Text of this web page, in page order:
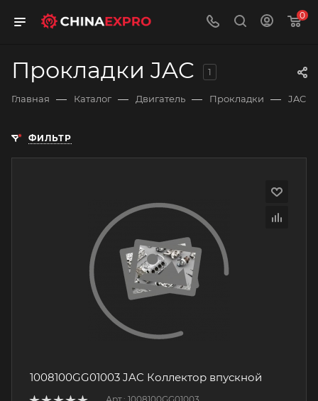
0
Прокладки JAC 1
Главная — Каталог — Двигатель — Прокладки — JAC
ФИЛЬТР
1008100GG01003 JAC Коллектор впускной